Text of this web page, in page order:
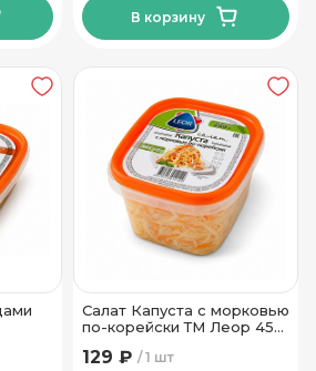
В корзину
Салат Капуста с морковью
по-корейски ТМ Леор 450
1 шт
129 ₽